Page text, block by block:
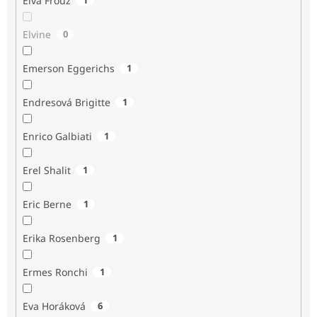
Elvine 0
Emerson Eggerichs 1
Endresová Brigitte 1
Enrico Galbiati 1
Erel Shalit 1
Eric Berne 1
Erika Rosenberg 1
Ermes Ronchi 1
Eva Horáková 6